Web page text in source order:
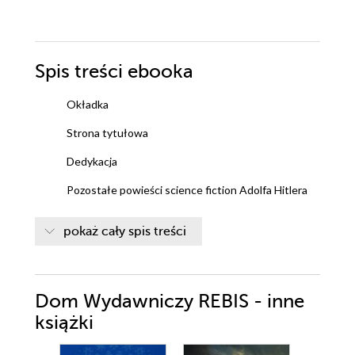
Spis treści ebooka
Okładka
Strona tytułowa
Dedykacja
Pozostałe powieści science fiction Adolfa Hitlera
1
2
3
pokaż cały spis treści
Dom Wydawniczy REBIS - inne
książki